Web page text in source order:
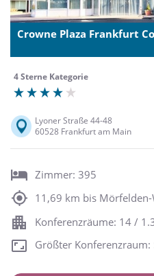
Crowne Plaza Frankfurt
4 Sterne Kategorie
Lyoner Straße 44-48
60528 Frankfurt am Main
Zimmer: 395
11,69 km bis
Konferenzräume: 14 /
Größter